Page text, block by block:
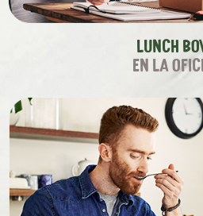
Lunch
en la